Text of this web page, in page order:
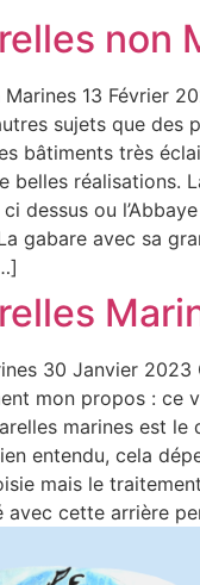
non
13 Février
sujets que des
bâtiments très
belles réalisations.
dessus ou
gabare avec sa
30 Janvier 2023
mon propos : ce
marines est le
entendu, cela
mais le
avec cette arrière